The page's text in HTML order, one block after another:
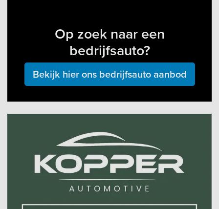
Op zoek naar een
bedrijfsauto?
Bekijk hier ons bedrijfsauto aanbod